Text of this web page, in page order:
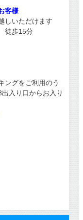
客様
しいただけます
徒歩15分
ングをご利用のう
入り口からお入り